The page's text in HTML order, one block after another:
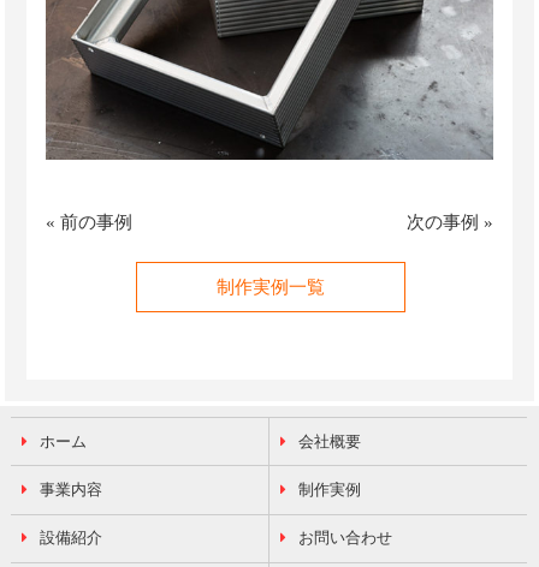
«前の事例 次の事例 »
制作実例一覧
ホーム 会社概要
事業内容 制作実例
設備紹介 お問い合わせ